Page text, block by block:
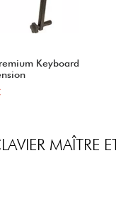
Keyboard
MAÎTRE